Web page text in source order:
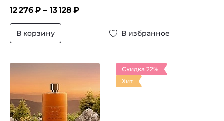
12 276₽ – 13 128 ₽
В корзину В избранное
Скидка 22%
Хит